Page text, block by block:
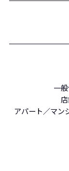
一
アパート／マン